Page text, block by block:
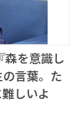
森を意識し
言葉。た
しいよ